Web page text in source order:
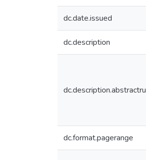
dc.date.issued
dc.description
dc.description.abstractru
dc.format.pagerange